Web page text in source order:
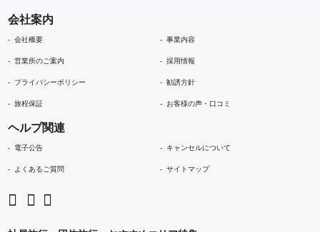
会社案内
会社概要 事業内容
営業所のご案内 採用情報
プライバシーポリシー 勧誘方針
旅程保証 お客様の声・口コミ
ヘルプ関連
電子公告 キャンセルについて
よくあるご質問 サイトマップ